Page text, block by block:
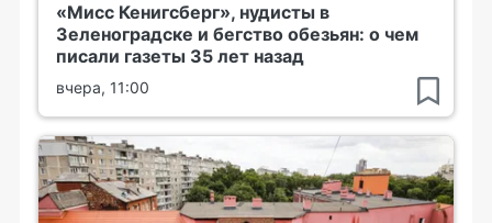
«Мисс Кенигсберг», нудисты в
Зеленоградске и бегство обезьян: о чем
писали газеты 35 лет назад
вчера, 11:00